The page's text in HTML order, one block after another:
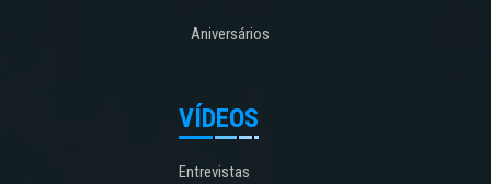
Aniversários
VÍDEOS
Entrevistas